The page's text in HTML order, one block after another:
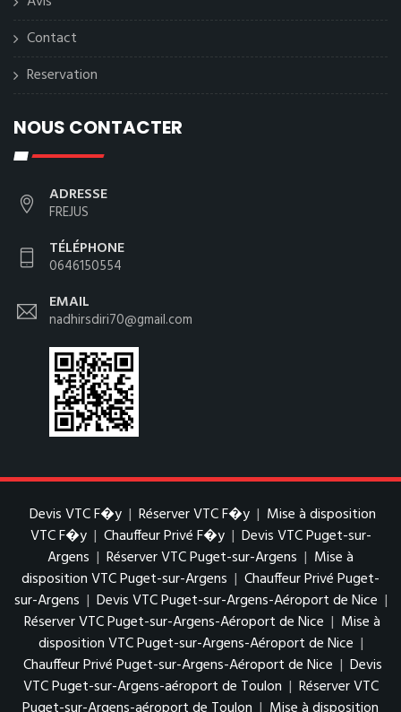
Contact
Reservation
NOUS CONTACTER
ADRESSE
FREJUS
TÉLÉPHONE
0646150554
EMAIL
nadhirsdiri70@gmail.com
Devis VTC F�y | Réserver VTC F�y | Mise à disposition
VTC F�y | Chauffeur Privé F�y | Devis VTC Puget-sur-
Argens | Réserver VTC Puget-sur-Argens | Mise à
disposition VTC Puget-sur-Argens | Chauffeur Privé Puget-
sur-Argens | Devis VTC Puget-sur-Argens-Aéroport de Nice |
Réserver VTC Puget-sur-Argens-Aéroport de Nice | Mise à
disposition VTC Puget-sur-Argens-Aéroport de Nice |
Chauffeur Privé Puget-sur-Argens-Aéroport de Nice | Devis
VTC Puget-sur-Argens-aéroport de Toulon | Réserver VTC